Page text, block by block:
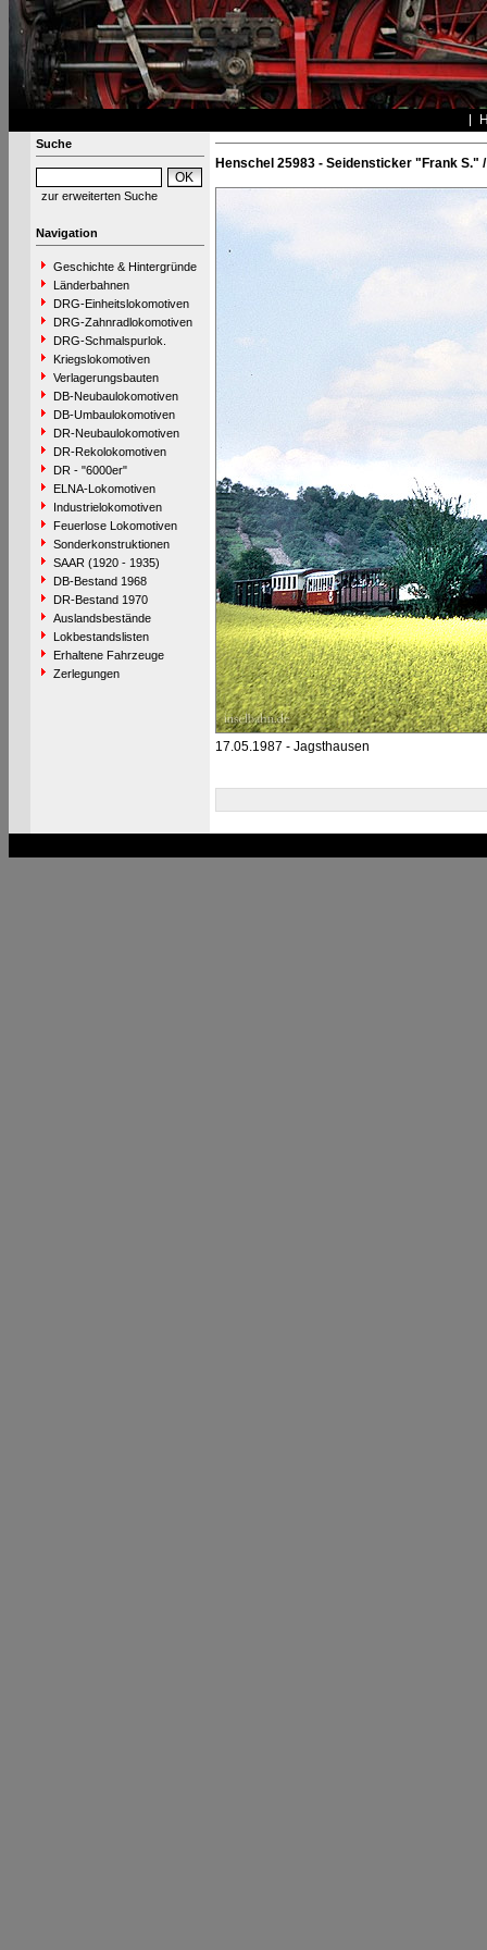
Suche
zur erweiterten Suche
Navigation
Geschichte & Hintergründe
Länderbahnen
DRG-Einheitslokomotiven
DRG-Zahnradlokomotiven
DRG-Schmalspurlok.
Kriegslokomotiven
Verlagerungsbauten
DB-Neubaulokomotiven
DB-Umbaulokomotiven
DR-Neubaulokomotiven
DR-Rekolokomotiven
DR - "6000er"
ELNA-Lokomotiven
Industrielokomotiven
Feuerlose Lokomotiven
Sonderkonstruktionen
SAAR (1920 - 1935)
DB-Bestand 1968
DR-Bestand 1970
Auslandsbestände
Lokbestandslisten
Erhaltene Fahrzeuge
Zerlegungen
Henschel 25983 - Seidensticker "Frank S."
17.05.1987 - Jagsthausen